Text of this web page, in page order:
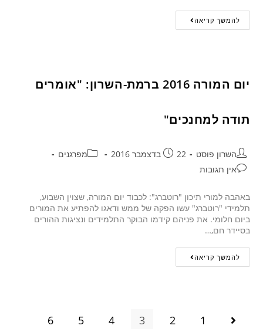
להמשך קריאה
יום המורה 2016 ברמת-השרון: "אומרים
תודה למחנכים"
השרון פוסט 22 בדצמבר 2016
מפרגנים
אין תגובות
באהבה למורי תיכון "רוטברג": לכבוד יום המורה, שצוין השבוע,
תלמידי "רוטברג" עשו הפקה של ממש ודאגו להפתיע את המורים
ביום חלומי. את פניהם קידמו הבוקר התלמידים ונציגות ההורים
בסיידר חם,…
להמשך קריאה
1
2
3
4
5
6